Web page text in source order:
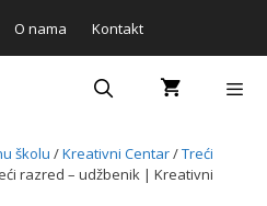
O nama Kontakt
školu /Kreativni Centar/Treći
razred – udžbenik | Kreativni